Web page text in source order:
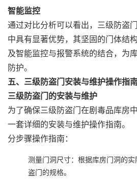
智能监控
通过对比分析可以看出，三级防盗
中具有显著优势，其坚固的门体结
及智能监控与报警系统的结合，为
防护。
五、三级防盗门安装与维护操作指
三级防盗门的安装与维护
为了确保三级防盗门在剧毒品库房
一套详细的安装与维护操作指南。
分步骤操作指南 ‌：
测量门洞尺寸：根据库房门洞的
盗门的规格。